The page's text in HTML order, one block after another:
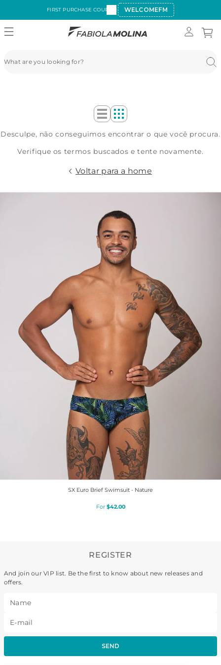
FIRST PURCHASE COUPON: WELCOMEFM
Desculpe, não conseguimos encontrar o que você procura.
Verifique os termos buscados e tente novamente.
Voltar para a home
SX Euro Brief Swimsuit - Nature
$42.00
REGISTER
And join our VIP list. Be the first to know about new releases and
offers.
SEND